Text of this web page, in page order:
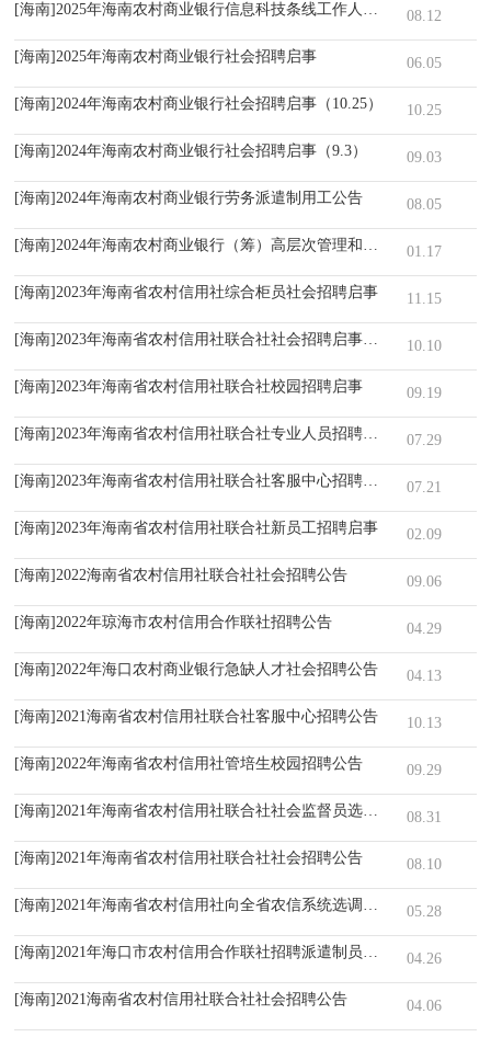
[海南]2025年海南农村商业银行信息科技条线工作人员社会招聘启事
08.12
[海南]2025年海南农村商业银行社会招聘启事 06.05
[海南]2024年海南农村商业银行社会招聘启事（10.25） 10.25
[海南]2024年海南农村商业银行社会招聘启事（9.3） 09.03
[海南]2024年海南农村商业银行劳务派遣制用工公告 08.05
[海南]2024年海南农村商业银行（筹）高层次管理和专业人才社会招聘
01.17
[海南]2023年海南省农村信用社综合柜员社会招聘启事 11.15
[海南]2023年海南省农村信用社联合社社会招聘启事（10月10日）
10.10
[海南]2023年海南省农村信用社联合社校园招聘启事 09.19
[海南]2023年海南省农村信用社联合社专业人员招聘启事 07.29
[海南]2023年海南省农村信用社联合社客服中心招聘启事 07.21
[海南]2023年海南省农村信用社联合社新员工招聘启事 02.09
[海南]2022海南省农村信用社联合社社会招聘公告 09.06
[海南]2022年琼海市农村信用合作联社招聘公告 04.29
[海南]2022年海口农村商业银行急缺人才社会招聘公告 04.13
[海南]2021海南省农村信用社联合社客服中心招聘公告 10.13
[海南]2022年海南省农村信用社管培生校园招聘公告 09.29
[海南]2021年海南省农村信用社联合社社会监督员选聘公告08.31
[海南]2021年海南省农村信用社联合社社会招聘公告 08.10
[海南]2021年海南省农村信用社向全省农信系统选调省联社机关纪委工
05.28
[海南]2021年海口市农村信用合作联社招聘派遣制员工公告04.26
[海南]2021海南省农村信用社联合社社会招聘公告 04.06